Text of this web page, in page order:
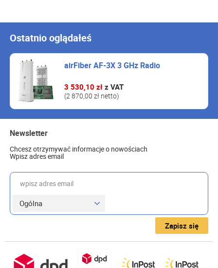
Ostatnio oglądałeś
airFiber AF-3X 3 GHz Radio
3 530,10 zł z VAT
(2 870,00 zł netto)
Newsletter
Chcesz otrzymywać informacje o nowościach
Wpisz adres email
wpisz adres email
Zapisz się